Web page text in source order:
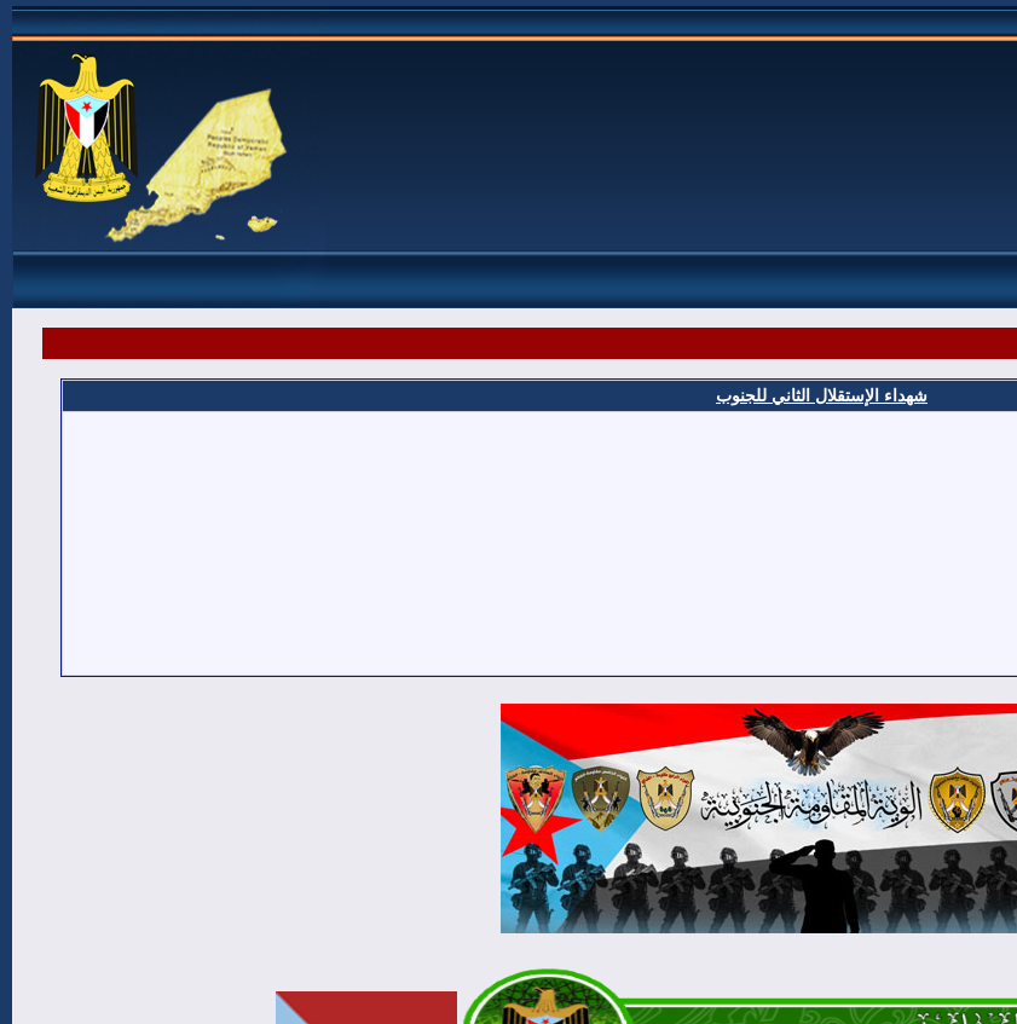
شهداء الإستقلال الثاني للجنوب